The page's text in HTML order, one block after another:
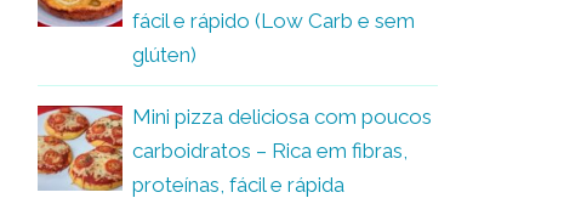
fácil e rápido (Low Carb e sem
glúten)
Mini pizza deliciosa com poucos
carboidratos – Rica em fibras,
proteínas, fácil e rápida